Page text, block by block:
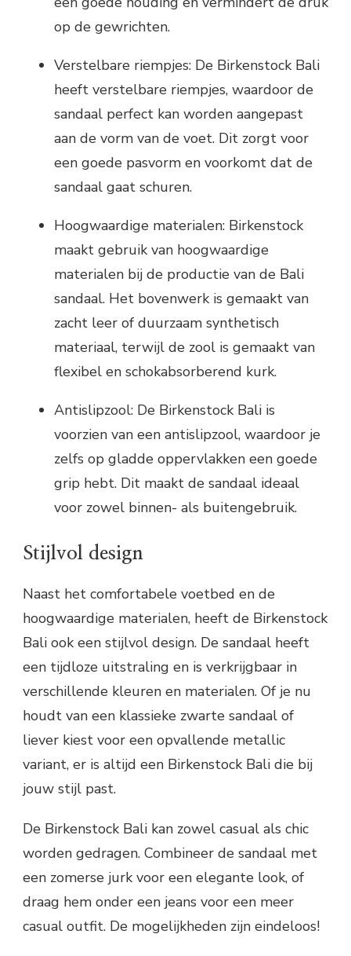
op de gewrichten.
Verstelbare riempjes: De Birkenstock Bali
heeft verstelbare riempjes, waardoor de
sandaal perfect kan worden aangepast
aan de vorm van de voet. Dit zorgt voor
een goede pasvorm en voorkomt dat de
sandaal gaat schuren.
Hoogwaardige materialen: Birkenstock
maakt gebruik van hoogwaardige
materialen bij de productie van de Bali
sandaal. Het bovenwerk is gemaakt van
zacht leer of duurzaam synthetisch
materiaal, terwijl de zool is gemaakt van
flexibel en schokabsorberend kurk.
Antislipzool: De Birkenstock Bali is
voorzien van een antislipzool, waardoor je
zelfs op gladde oppervlakken een goede
grip hebt. Dit maakt de sandaal ideaal
voor zowel binnen- als buitengebruik.
Stijlvol design
Naast het comfortabele voetbed en de
hoogwaardige materialen, heeft de Birkenstock
Bali ook een stijlvol design. De sandaal heeft
een tijdloze uitstraling en is verkrijgbaar in
verschillende kleuren en materialen. Of je nu
houdt van een klassieke zwarte sandaal of
liever kiest voor een opvallende metallic
variant, er is altijd een Birkenstock Bali die bij
jouw stijl past.
De Birkenstock Bali kan zowel casual als chic
worden gedragen. Combineer de sandaal met
een zomerse jurk voor een elegante look, of
draag hem onder een jeans voor een meer
casual outfit. De mogelijkheden zijn eindeloos!